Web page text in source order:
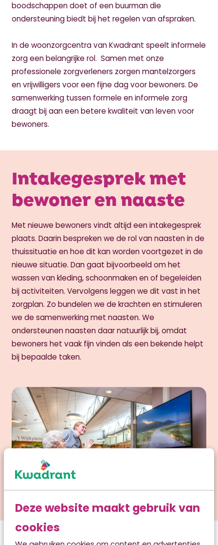
Deze website maakt gebruik van
cookies
boodschappen doet of een buurman die
ondersteuning biedt bij het regelen van afspraken.
In de woonzorgcentra van Kwadrant speelt informele
zorg een belangrijke rol. Samen met onze
professionele zorgverleners zorgen mantelzorgers
en vrijwilligers voor een fijne dag voor bewoners. De
samenwerking tussen formele en informele zorg
draagt bij aan een betere kwaliteit van leven voor
bewoners.
Intakegesprek met
bewoner en naaste
Met nieuwe bewoners vindt altijd een intakegesprek
plaats. Daarin bespreken we de rol van naasten in de
thuissituatie en hoe dit kan worden voortgezet in de
nieuwe situatie. Dan gaat bijvoorbeeld om het
wassen van kleding, schoonmaken en of begeleiden
bij activiteiten. Vervolgens leggen we dit vast in het
zorgplan. Zo bundelen we de krachten en stimuleren
we de samenwerking met naasten. We
ondersteunen naasten daar natuurlijk bij, omdat
bewoners het vaak fijn vinden als een bekende helpt
bij bepaalde taken.